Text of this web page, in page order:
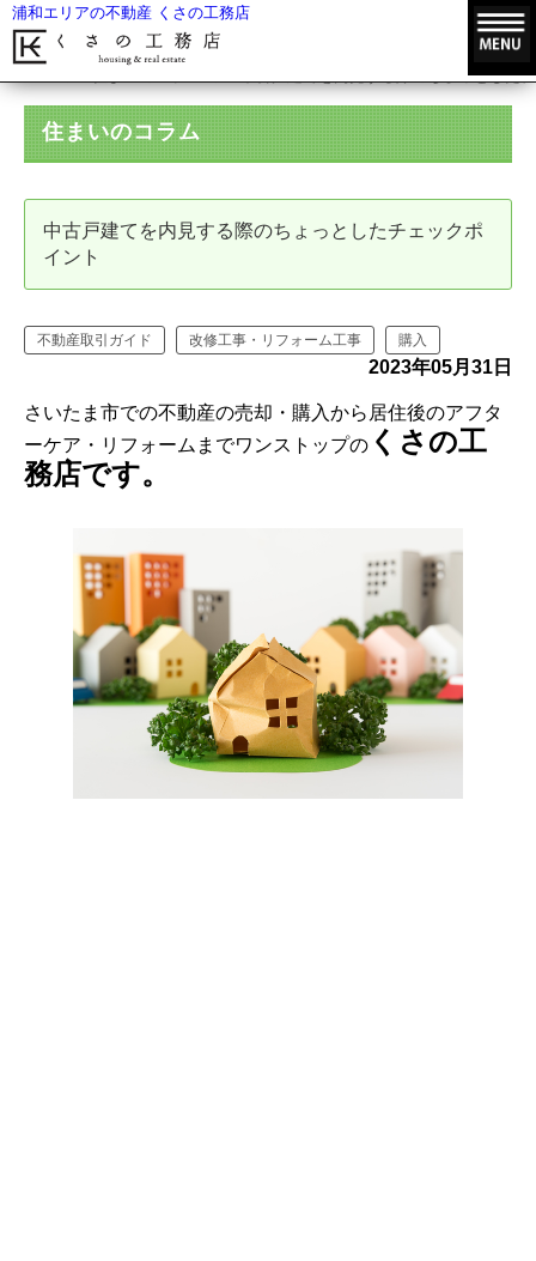
浦和エリアの不動産 くさの工務店
中古戸建てを内見する際のちょっとした
住まいのコラム
中古戸建てを内見する際のちょっとしたチェックポ
イント
不動産取引ガイド 改修工事・リフォーム工事 購入
2023年05月31日
さいたま市での不動産の売却・購入から居住後のアフタ
ーケア・リフォームまでワンストップの くさの工
務店です。